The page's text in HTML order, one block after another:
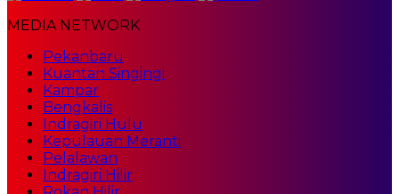
MEDIA NETWORK
Pekanbaru
Kuantan Singingi
Kampar
Bengkalis
Indragiri Hulu
Kepulauan Meranti
Pelalawan
Indragiri Hilir